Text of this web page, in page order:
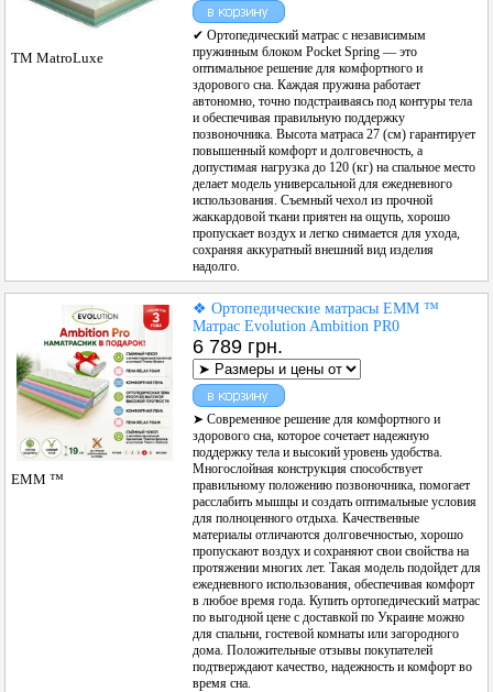
ТМ MatroLuxe
✔ Ортопедический матрас с независимым
пружинным блоком Pocket Spring — это
оптимальное решение для комфортного и
здорового сна. Каждая пружина работает
автономно, точно подстраиваясь под контуры тела
и обеспечивая правильную поддержку
позвоночника. Высота матраса 27 (см) гарантирует
повышенный комфорт и долговечность, а
допустимая нагрузка до 120 (кг) на спальное место
делает модель универсальной для ежедневного
использования. Съемный чехол из прочной
жаккардовой ткани приятен на ощупь, хорошо
пропускает воздух и легко снимается для ухода,
сохраняя аккуратный внешний вид изделия
надолго.
ЕММ ™
❖ Ортопедические матрасы ЕММ ™
Матрас Evolution Ambition PR0
6 789 грн.
➤ Современное решение для комфортного и
здорового сна, которое сочетает надежную
поддержку тела и высокий уровень удобства.
Многослойная конструкция способствует
правильному положению позвоночника, помогает
расслабить мышцы и создать оптимальные условия
для полноценного отдыха. Качественные
материалы отличаются долговечностью, хорошо
пропускают воздух и сохраняют свои свойства на
протяжении многих лет. Такая модель подойдет для
ежедневного использования, обеспечивая комфорт
в любое время года. Купить ортопедический матрас
по выгодной цене с доставкой по Украине можно
для спальни, гостевой комнаты или загородного
дома. Положительные отзывы покупателей
подтверждают качество, надежность и комфорт во
время сна.